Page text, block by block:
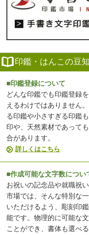
印鑑・はんこの豆
■印鑑登録について
どんな印鑑でも印鑑登録
えるわけではありません
る印鑑や小さすぎる印鑑
印や、天然素材であって
合があります。
詳しくはこちら
■作成可能な文字数につい
お祝いの記念品や就職祝
市場では、そんな特別な
いただけるよう、彫刻印
能です。物理的に可能な
ことができ、書体も選べ